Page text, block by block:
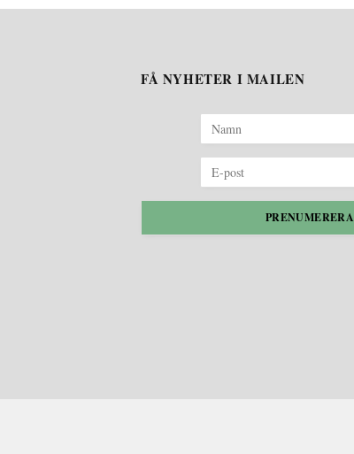
FÅ NYHETER I MAILEN
PRENUMERERA